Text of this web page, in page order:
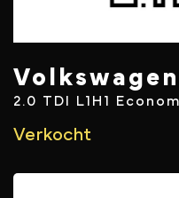
2.0 TDI L1H1
Verkocht